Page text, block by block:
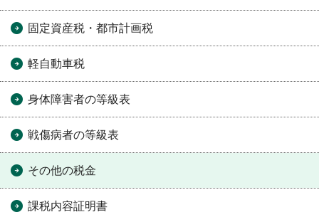
固定資産税・都市計画税
軽自動車税
身体障害者の等級表
戦傷病者の等級表
その他の税金
課税内容証明書